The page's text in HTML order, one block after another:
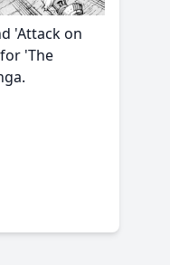
'Attack on
'The